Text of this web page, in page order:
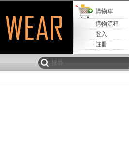
購物車
購物流程
登入
註冊